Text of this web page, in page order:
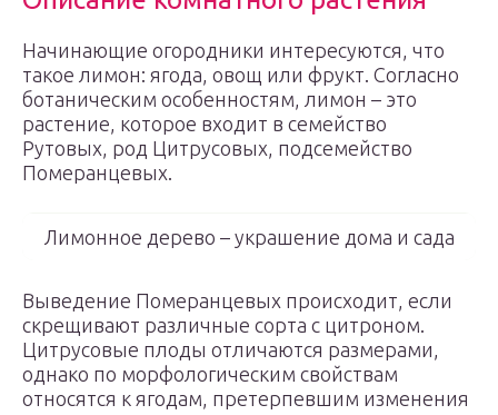
Начинающие огородники интересуются, что
такое лимон: ягода, овощ или фрукт. Согласно
ботаническим особенностям, лимон – это
растение, которое входит в семейство
Рутовых, род Цитрусовых, подсемейство
Померанцевых.
Лимонное дерево – украшение дома и сада
Выведение Померанцевых происходит, если
скрещивают различные сорта с цитроном.
Цитрусовые плоды отличаются размерами,
однако по морфологическим свойствам
относятся к ягодам, претерпевшим изменения